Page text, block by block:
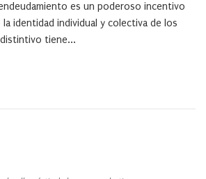
es un poderoso incentivo
identidad individual y colectiva de los
tiene...